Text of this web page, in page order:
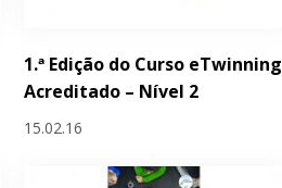
1.ª Edição do Curso eTwinning
Acreditado – Nível 2
15.02.16